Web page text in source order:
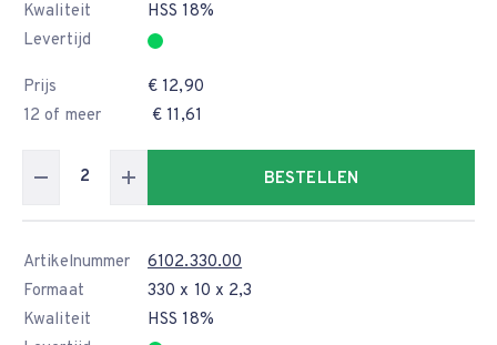
Kwaliteit
HSS 18%
Levertijd
Prijs
€ 12,90
12 of meer
€ 11,61
BESTELLEN
Artikelnummer
6102.330.00
Formaat
330 x 10 x 2,3
Kwaliteit
HSS 18%